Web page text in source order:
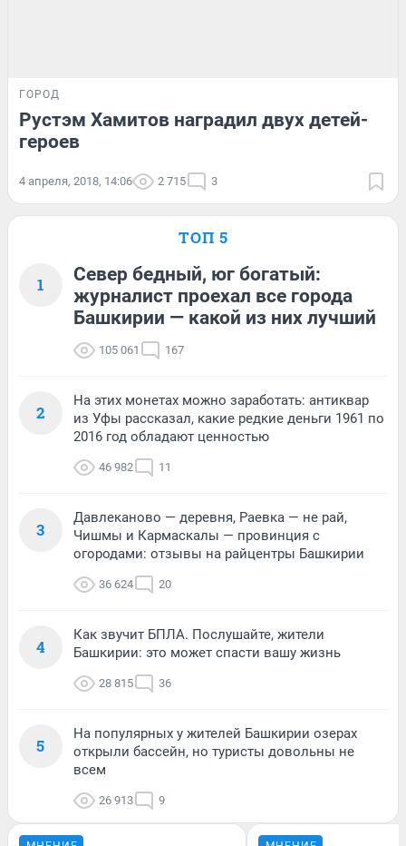
ГОРОД
Рустэм Хамитов наградил двух детей-
героев
4 апреля, 2018, 14:06 2 715 3
ТОП 5
1
Север бедный, юг богатый:
журналист проехал все города
Башкирии — какой из них лучший
105 061 167
2
На этих монетах можно заработать: антиквар
из Уфы рассказал, какие редкие деньги 1961 по
2016 год обладают ценностью
46 982 11
3
Давлеканово — деревня, Раевка — не рай,
Чишмы и Кармаскалы — провинция с
огородами: отзывы на райцентры Башкирии
36 624 20
4
Как звучит БПЛА. Послушайте, жители
Башкирии: это может спасти вашу жизнь
28 815 36
5
На популярных у жителей Башкирии озерах
открыли бассейн, но туристы довольны не
всем
26 913 9